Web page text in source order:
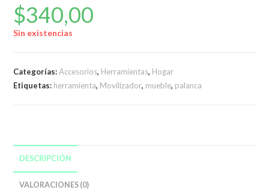
$340,00
Sin existencias
Categorías:Accesorios, Herramientas, Hogar
Etiquetas: herramienta, Movilizador, mueble, palanca
DESCRIPCIÓN
VALORACIONES (0)